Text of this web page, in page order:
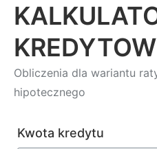
Obliczenia dla wariantu
hipotecznego
Kwota kredytu